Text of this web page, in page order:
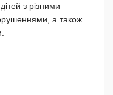
з різними
а також